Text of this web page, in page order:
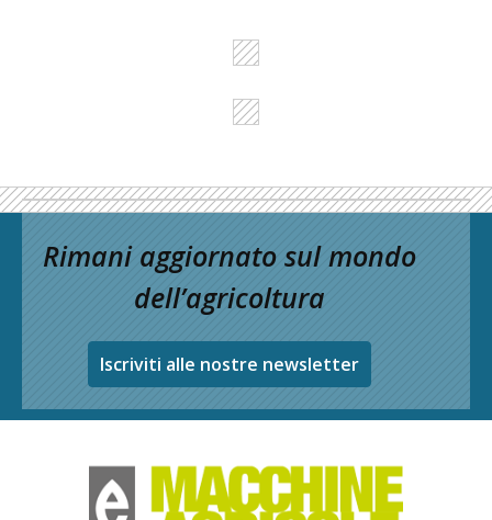
Rimani aggiornato sul mondo
dell’agricoltura
Iscriviti alle nostre newsletter